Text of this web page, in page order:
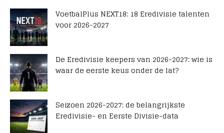
VoetbalPlus NEXT18: 18 Eredivisie talenten
voor 2026-2027
De Eredivisie keepers van 2026-2027: wie is
waar de eerste keus onder de lat?
Seizoen 2026-2027: de belangrijkste
Eredivisie- en Eerste Divisie-data